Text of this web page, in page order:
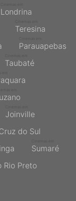
Londrina
Teresina
Parauapebas
Taubaté
Joinville
do Sul
Sumaré
Rio Preto